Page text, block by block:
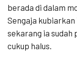
berada di dalam
Sengaja
sekarang ia sudah
cukup halus.